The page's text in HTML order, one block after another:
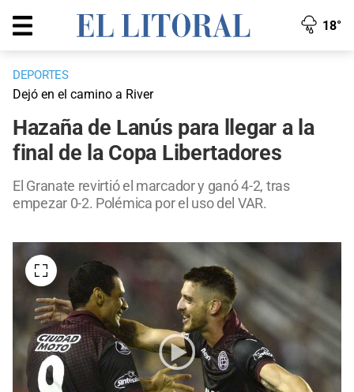
18°
DEPORTES
Dejó en el camino a River
Hazaña de Lanús para llegar a la
final de la Copa Libertadores
El Granate revirtió el marcador y ganó 4-2, tras
empezar 0-2. Polémica por el uso del VAR.